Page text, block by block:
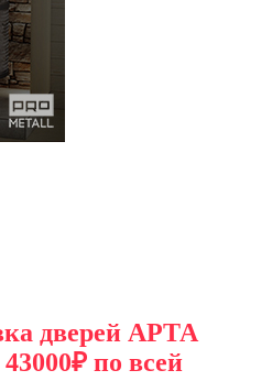
дверей АРТА
по всей